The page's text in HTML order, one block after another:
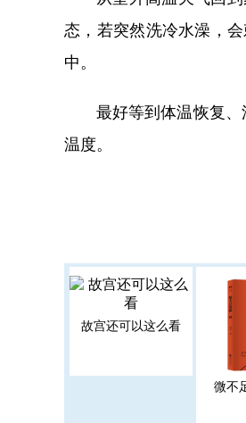
态，若突然洗冷水澡，
中。
最好等到体温恢复
温度。
故宫还可以这么看
微不